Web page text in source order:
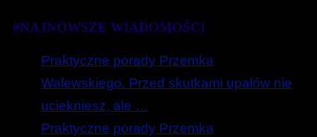
#NAJNOWSZE WIADOMOŚCI
Praktyczne porady Przemka
Walewskiego. Przed skutkami upałów nie
uciekniesz, ale …
Praktyczne porady Przemka